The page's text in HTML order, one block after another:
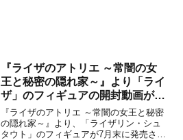
『ライザのアトリエ ～常闇の女
王と秘密の隠れ家～』より「ライ
ザ」のフィギュアの開封動画が公
開！
『ライザのアトリエ ～常闇の女王と秘密
の隠れ家～』より、「ライザリン・シュ
タウト」のフィギュアが7月末に発売され